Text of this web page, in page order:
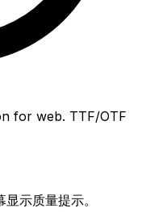
for web. TTF/OTF
示质量提示。